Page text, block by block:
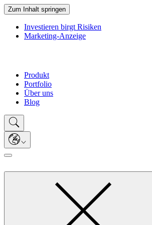
Zum Inhalt springen
Investieren birgt Risiken
Marketing-Anzeige
Produkt
Portfolio
Über uns
Blog